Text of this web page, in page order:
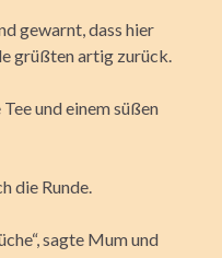
gewarnt, dass hier
grüßten artig zurück.
Tee und einem süßen
die Runde.
sagte Mum und